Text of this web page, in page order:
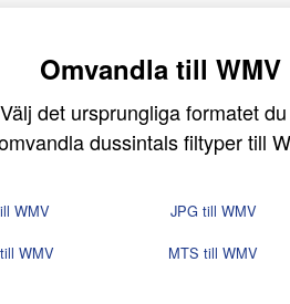
Omvandla till WMV
det ursprungliga formatet
dussintals filtyper till
WMV JPG till WMV
WMV MTS till WMV